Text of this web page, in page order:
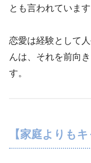
とも言われています
恋愛は経験として
んは、それを前向
す。
【家庭よりも